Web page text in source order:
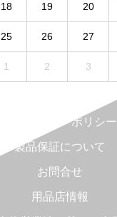
18 19 20
25 26 27
1 2 3
プライバシーポリシー
製品保証について
お問合せ
用品店情報